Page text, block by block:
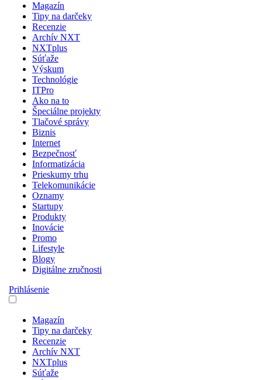
Magazín
Tipy na darčeky
Recenzie
Archív NXT
NXTplus
Súťaže
Výskum
Technológie
ITPro
Ako na to
Špeciálne projekty
Tlačové správy
Biznis
Internet
Bezpečnosť
Informatizácia
Prieskumy trhu
Telekomunikácie
Oznamy
Startupy
Produkty
Inovácie
Promo
Lifestyle
Blogy
Digitálne zručnosti
Prihlásenie
Magazín
Tipy na darčeky
Recenzie
Archív NXT
NXTplus
Súťaže